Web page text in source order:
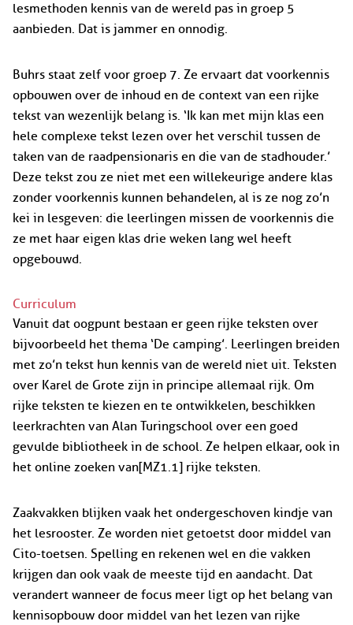
lesmethoden kennis van de wereld pas in groep 5
aanbieden. Dat is jammer en onnodig.
Buhrs staat zelf voor groep 7. Ze ervaart dat voorkennis
opbouwen over de inhoud en de context van een rijke
tekst van wezenlijk belang is. ‘Ik kan met mijn klas een
hele complexe tekst lezen over het verschil tussen de
taken van de raadpensionaris en die van de stadhouder.’
Deze tekst zou ze niet met een willekeurige andere klas
zonder voorkennis kunnen behandelen, al is ze nog zo’n
kei in lesgeven: die leerlingen missen de voorkennis die
ze met haar eigen klas drie weken lang wel heeft
opgebouwd.
Curriculum
Vanuit dat oogpunt bestaan er geen rijke teksten over
bijvoorbeeld het thema ‘De camping’. Leerlingen breiden
met zo’n tekst hun kennis van de wereld niet uit. Teksten
over Karel de Grote zijn in principe allemaal rijk. Om
rijke teksten te kiezen en te ontwikkelen, beschikken
leerkrachten van Alan Turingschool over een goed
gevulde bibliotheek in de school. Ze helpen elkaar, ook in
het online zoeken van[MZ1.1] rijke teksten.
Zaakvakken blijken vaak het ondergeschoven kindje van
het lesrooster. Ze worden niet getoetst door middel van
Cito-toetsen. Spelling en rekenen wel en die vakken
krijgen dan ook vaak de meeste tijd en aandacht. Dat
verandert wanneer de focus meer ligt op het belang van
kennisopbouw door middel van het lezen van rijke